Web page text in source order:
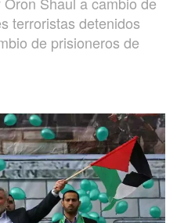
terroristas detenidos
de prisioneros de